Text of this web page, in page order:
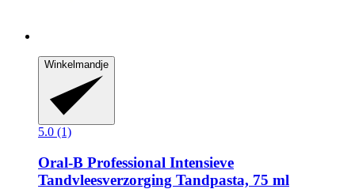
Winkelmandje
5.0 (1)
Oral-B Professional Intensieve
Tandvleesverzorging Tandpasta, 75 ml